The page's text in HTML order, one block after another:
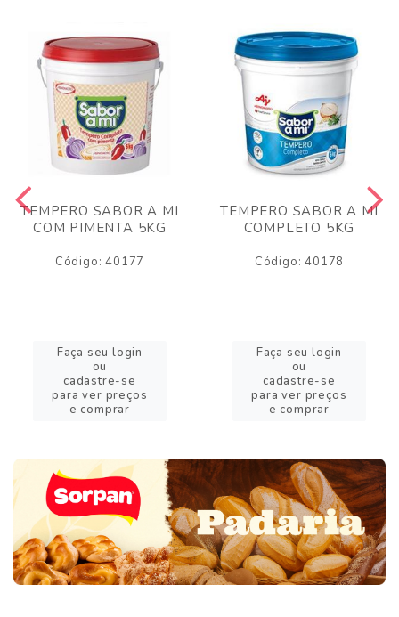
TEMPERO SABOR A MI
COM PIMENTA 5KG
Código: 40177
Faça seu login
ou
cadastre-se
para ver preços
e comprar
TEMPERO SABOR A MI
COMPLETO 5KG
Código: 40178
Faça seu login
ou
cadastre-se
para ver preços
e comprar